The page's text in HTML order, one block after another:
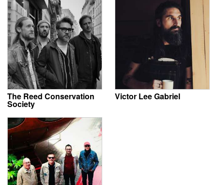
The Reed Conservation
Society
Victor Lee Gabriel